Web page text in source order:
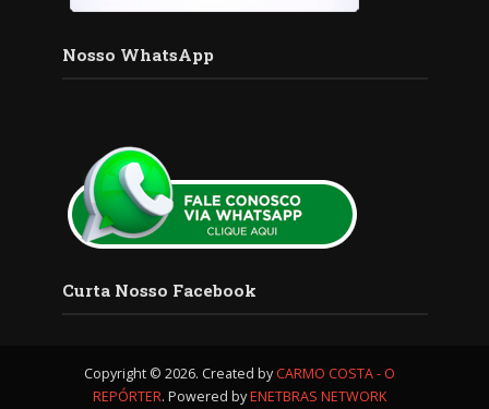
Nosso WhatsApp
Curta Nosso Facebook
Copyright © 2026. Created by CARMO COSTA - O
REPÓRTER. Powered byENETBRAS NETWORK